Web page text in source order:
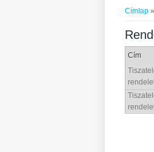
Címlap »
Cím